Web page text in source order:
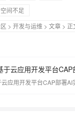
间不足
> 开发与运维 > 文章 > 正
于云应用开发平台
云应用开发平台CAP部署